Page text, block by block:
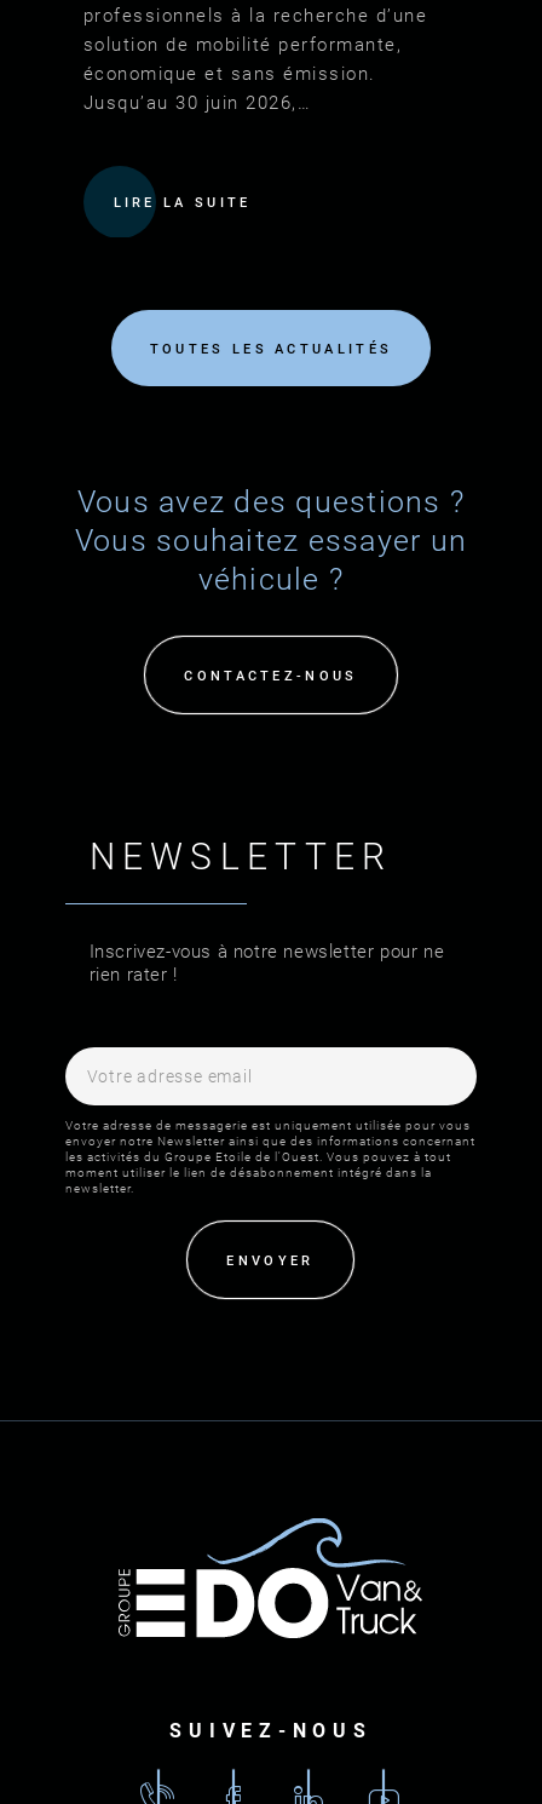
professionnels à la recherche d’une
solution de mobilité performante,
économique et sans émission.
Jusqu’au 30 juin 2026,…
LIRE LA SUITE
TOUTES LES ACTUALITÉS
Vous avez des questions ?
Vous souhaitez essayer un
véhicule ?
CONTACTEZ-NOUS
NEWSLETTER
Inscrivez-vous à notre newsletter pour ne
rien rater !
Votre adresse de messagerie est uniquement utilisée pour vous
envoyer notre Newsletter ainsi que des informations concernant
les activités du Groupe Etoile de l'Ouest. Vous pouvez à tout
moment utiliser le lien de désabonnement intégré dans la
newsletter.
ENVOYER
SUIVEZ-NOUS